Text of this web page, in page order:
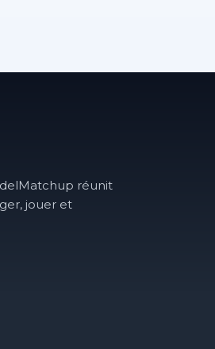
réunit
jouer et